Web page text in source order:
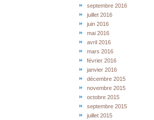
septembre 2016
juillet 2016
juin 2016
mai 2016
avril 2016
mars 2016
février 2016
janvier 2016
décembre 2015
novembre 2015
octobre 2015
septembre 2015
juillet 2015